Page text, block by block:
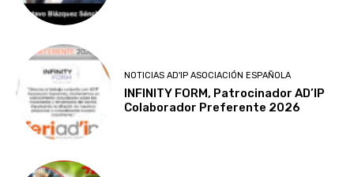
NOTICIAS AD'IP ASOCIACIÓN ESPAÑOLA
INFINITY FORM, Patrocinador AD’IP
Colaborador Preferente 2026